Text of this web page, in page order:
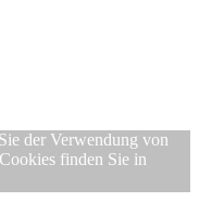
der Verwendung von
finden Sie in